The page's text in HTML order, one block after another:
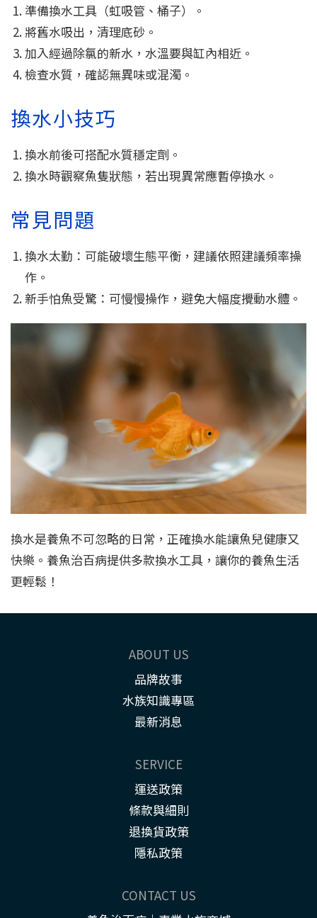
準備換水工具（虹吸管、桶子）。
將舊水吸出，清理底砂。
加入經過除氯的新水，水溫要與缸內相近。
檢查水質，確認無異味或混濁。
換水小技巧
換水前後可搭配水質穩定劑。
換水時觀察魚隻狀態，若出現異常應暫停換水。
常見問題
換水太勤：可能破壞生態平衡，建議依照建議頻率操
作。
新手怕魚受驚：可慢慢操作，避免大幅度攪動水體。
換水是養魚不可忽略的日常，正確換水能讓魚兒健康又
快樂。養魚治百病提供多款換水工具，讓你的養魚生活
更輕鬆！
ABOUT US
品牌故事
水族知識專區
最新消息
SERVICE
運送政策
條款與細則
退換貨政策
隱私政策
CONTACT US